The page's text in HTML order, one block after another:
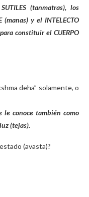
(tanmatras), los
(manas) y el INTELECTO
constituir el CUERPO
deha” solamente, o
le conoce también como
(tejas).
(avasta)?